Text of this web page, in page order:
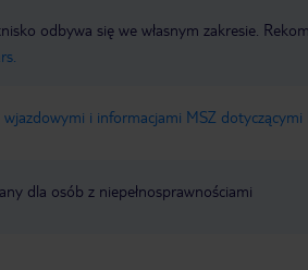
odbywa się we własnym zakresie.
wjazdowymi i informacjami MSZ
dla osób z niepełnosprawnościami